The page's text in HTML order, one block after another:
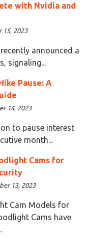
with Nvidia and
15, 2023
announced a
signaling...
Pause: A
14, 2023
to pause interest
month...
Cams for
13, 2023
Cam Models for
Cams have